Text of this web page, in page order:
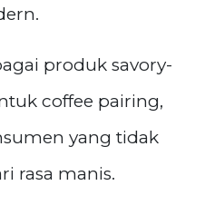
produk savory-
coffee pairing,
yang tidak
rasa manis.